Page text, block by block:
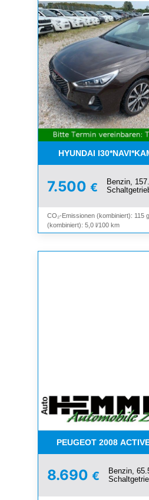
HYUNDAI
7.500 €
Benzin,
CO₂-Emissionen (kombiniert): 115
(kombiniert): 5,0 l/100 km
PEUGEOT 2008
8.690 €
Benzin,